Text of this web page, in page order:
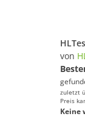
von
zuletzt
Preis
Keine